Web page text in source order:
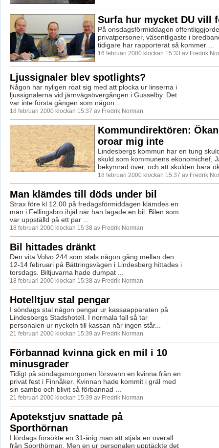
Surfa hur mycket DU vill
På onsdagsförmiddagen
privatpersoner, väsentligaste i
tidigare har rapporterat så kommer ...
16 februari 2000 klockan 15:33 av Fredrik
Ljussignaler blev spotlights?
Någon har nyligen roat sig med att plocka ur linserna i
ljussignalerna vid järnvägsövergången i Gusselby. Det
var inte första gången som någon...
18 februari 2000 klockan 15:37 av Fredrik Norman
Kommundirektören:
oroar mig inte
Lindesbergs kommun har en tung
skuld som kommunens ekonomichef,
bekymrad över, och att skulden bara
18 februari 2000 klockan 15:37 av Fredrik
Man klämdes till döds under bil
Strax före kl 12.00 på fredagsförmiddagen klämdes en
man i Fellingsbro ihjäl när han lagade en bil. Bilen som
var uppställd på ett par ...
18 februari 2000 klockan 15:38 av Fredrik Norman
Bil hittades dränkt
Den vita Volvo 244 som stals någon gång mellan den
12-14 februari på Bättringsvägen i Lindesberg hittades i
torsdags. Biltjuvarna hade dumpat ...
18 februari 2000 klockan 15:38 av Fredrik Norman
Hotelltjuv stal pengar
I söndags stal någon pengar ur kassaapparaten på
Lindesbergs Stadshotell. I normala fall så tar
personalen ur nyckeln till kassan när ingen står...
21 februari 2000 klockan 15:39 av Fredrik Norman
Förbannad kvinna gick en mil i 10
minusgrader
Tidigt på söndagsmorgonen försvann en kvinna från en
privat fest i Finnåker. Kvinnan hade kommit i gräl med
sin sambo och blivit så förbannad ...
21 februari 2000 klockan 15:39 av Fredrik Norman
Apotekstjuv snattade på
Sporthörnan
I lördags försökte en 31-årig man att stjäla en overall
från Sporthörnan. Men en ur personalen upptäckte det